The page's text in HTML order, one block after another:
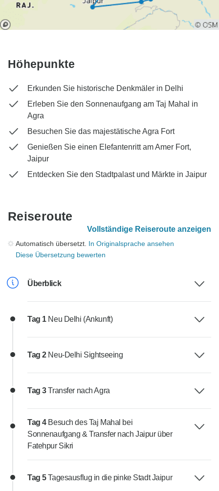
Höhepunkte
Erkunden Sie historische Denkmäler in Delhi
Erleben Sie den Sonnenaufgang am Taj Mahal in
Agra
Besuchen Sie das majestätische Agra Fort
Genießen Sie einen Elefantenritt am Amer Fort,
Jaipur
Entdecken Sie den Stadtpalast und Märkte in Jaipur
Reiseroute
Vollständige Reiseroute anzeigen
Automatisch übersetzt. In Originalsprache ansehen
Diese Übersetzung bewerten
Überblick
Tag 1 Neu Delhi (Ankunft)
Tag 2 Neu-Delhi Sightseeing
Tag 3Transfer nach Agra
Tag 4 Besuch des Taj Mahal bei
Sonnenaufgang & Transfer nach Jaipur über
Fatehpur Sikri
Tag 5Tagesausflug in die pinke Stadt Jaipur